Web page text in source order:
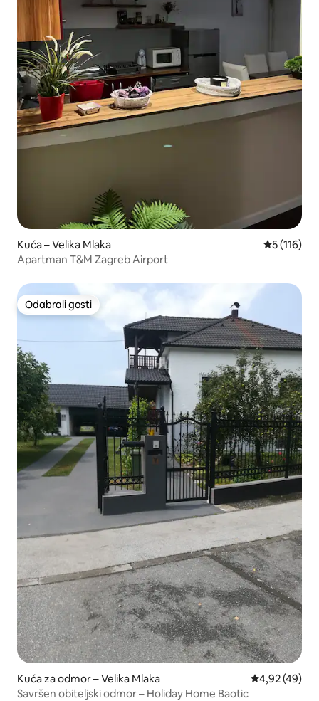
Kuća – Velika Mlaka Prosječna
5 (116)
Apartman T&M Zagreb Airport
Odabrali gosti
Odabrali gosti
Kuća za odmor – Velika Mlaka Prosječna
4,92 (49)
Savršen obiteljski odmor – Holiday Home Baotic